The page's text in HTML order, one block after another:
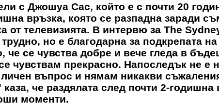
с Джошуа Сас, който е с почти 20
връзка, която се разпадна заради
от телевизията. В интервю за The
но е благодарна за подкрепата на
че се чувства добре и вече гледа в
чувствам прекрасно. Напоследък не е
въпрос и нямам никакви
че раздялата след почти 2-годишна
моменти.